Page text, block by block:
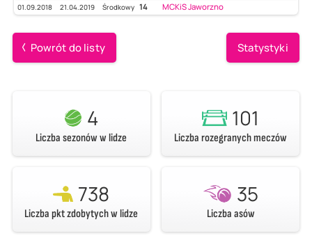
01.09.2018 21.04.2019 Środkowy 14 MCKiS Jaworzno
Powrót do listy Statystyki
4
Liczba sezonów w lidze
101
Liczba rozegranych meczów
738
Liczba pkt zdobytych w lidze
35
Liczba asów